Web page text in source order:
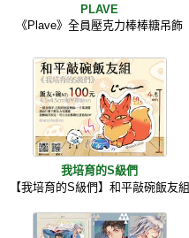
PLAVE
《Plave》全員壓克力棒棒糖吊飾
我培育的S級們
【我培育的S級們】和平敲碗飯友組